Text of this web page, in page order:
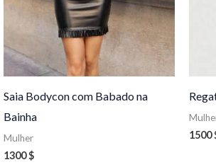
Saia Bodycon com Babado na
Bainha
Mulher
1300$
1500